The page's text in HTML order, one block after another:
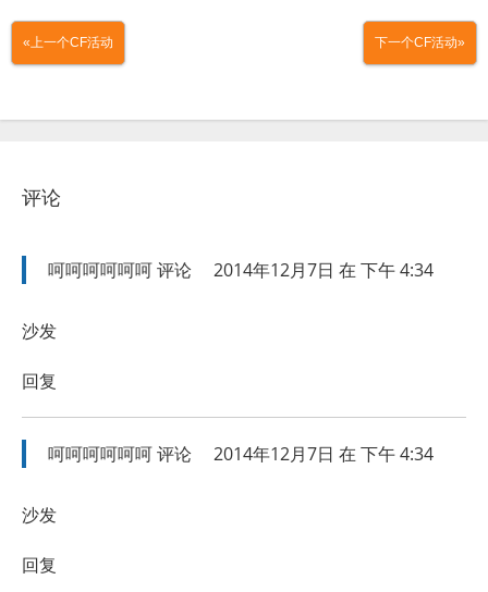
«上一个CF活动 下一个CF活动»
评论
呵呵呵呵呵呵评论 2014年12月7日 在 下午 4:34
沙发
回复
呵呵呵呵呵呵评论 2014年12月7日 在 下午 4:34
沙发
回复